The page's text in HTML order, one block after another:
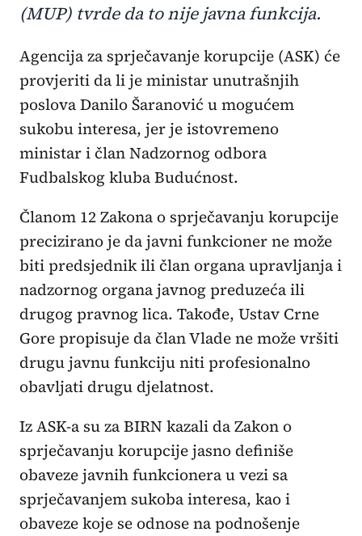
(MUP) tvrde da to nije javna funkcija.
Agencija za sprječavanje korupcije (ASK) će
provjeriti da li je ministar unutrašnjih
poslova Danilo Šaranović u mogućem
sukobu interesa, jer je istovremeno
ministar i član Nadzornog odbora
Fudbalskog kluba Budućnost.
Članom 12 Zakona o sprječavanju korupcije
precizirano je da javni funkcioner ne može
biti predsjednik ili član organa upravljanja i
nadzornog organa javnog preduzeća ili
drugog pravnog lica. Takođe, Ustav Crne
Gore propisuje da član Vlade ne može vršiti
drugu javnu funkciju niti profesionalno
obavljati drugu djelatnost.
Iz ASK-a su za BIRN kazali da Zakon o
sprječavanju korupcije jasno definiše
obaveze javnih funkcionera u vezi sa
sprječavanjem sukoba interesa, kao i
obaveze koje se odnose na podnošenje